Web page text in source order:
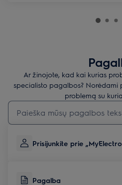
Ar žinojote, kad kai kurias
specialisto pagalbos? Norėdami
problemą su
Įveskite tekstą, jei norite ieškoti
Prisijunkite prie
Pagalba